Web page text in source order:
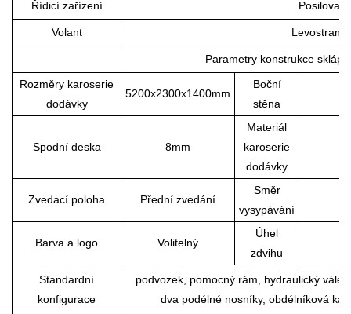
Řídicí zařízení Posilovač
Volant
Parametry konstrukce
Rozměry karoserie
dodávky
5200x2300x1400mm
Boční
stěna
Spodní deska 8mm
Materiál
karoserie
dodávky
Zvedací poloha Přední zvedání
Směr
vysypávání
Barva a logo Volitelný
Úhel
zdvihu
Standardní
konfigurace
podvozek, pomocný rám, hydraulický
dva podélné nosníky, obdélníková